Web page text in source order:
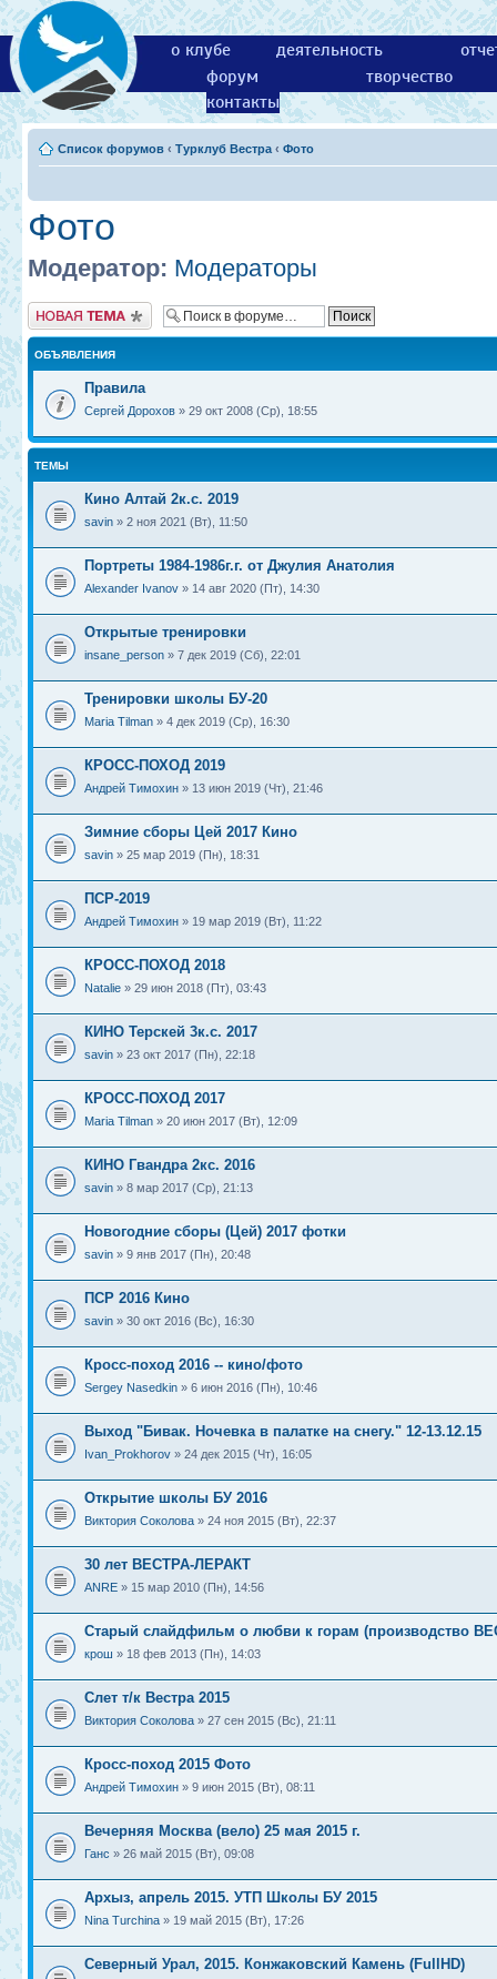
о клубе деятельность
форум
творчество
контакты
Список форумов ‹ Турклуб Вестра ‹ Фото
Фото
Модератор: Модераторы
Новая тема
ОБЪЯВЛЕНИЯ
Правила
Сергей Дорохов » 29 окт 2008 (Ср), 18:55
ТЕМЫ
Кино Алтай 2к.с. 2019
savin » 2 ноя 2021 (Вт), 11:50
Портреты 1984-1986г.г. от Джулия Анатолия
Alexander Ivanov » 14 авг 2020 (Пт), 14:30
Открытые тренировки
insane_person » 7 дек 2019 (Сб), 22:01
Тренировки школы БУ-20
Maria Tilman » 4 дек 2019 (Ср), 16:30
КРОСС-ПОХОД 2019
Андрей Тимохин » 13 июн 2019 (Чт), 21:46
Зимние сборы Цей 2017 Кино
savin » 25 мар 2019 (Пн), 18:31
ПСР-2019
Андрей Тимохин » 19 мар 2019 (Вт), 11:22
КРОСС-ПОХОД 2018
Natalie » 29 июн 2018 (Пт), 03:43
КИНО Терскей 3к.с. 2017
savin » 23 окт 2017 (Пн), 22:18
КРОСС-ПОХОД 2017
Maria Tilman » 20 июн 2017 (Вт), 12:09
КИНО Гвандра 2кс. 2016
savin » 8 мар 2017 (Ср), 21:13
Новогодние сборы (Цей) 2017 фотки
savin » 9 янв 2017 (Пн), 20:48
ПСР 2016 Кино
savin » 30 окт 2016 (Вс), 16:30
Кросс-поход 2016 -- кино/фото
Sergey Nasedkin » 6 июн 2016 (Пн), 10:46
Выход "Бивак. Ночевка в палатке на снегу." 12-13.12.15
Ivan_Prokhorov » 24 дек 2015 (Чт), 16:05
Открытие школы БУ 2016
Виктория Соколова » 24 ноя 2015 (Вт), 22:37
30 лет ВЕСТРА-ЛЕРАКТ
ANRE » 15 мар 2010 (Пн), 14:56
Старый слайдфильм о любви к горам (производство
крош » 18 фев 2013 (Пн), 14:03
Слет т/к Вестра 2015
Виктория Соколова » 27 сен 2015 (Вс), 21:11
Кросс-поход 2015 Фото
Андрей Тимохин » 9 июн 2015 (Вт), 08:11
Вечерняя Москва (вело) 25 мая 2015 г.
Ганс » 26 май 2015 (Вт), 09:08
Архыз, апрель 2015. УТП Школы БУ 2015
Nina Turchina » 19 май 2015 (Вт), 17:26
Северный Урал, 2015. Конжаковский Камень (FullHD)